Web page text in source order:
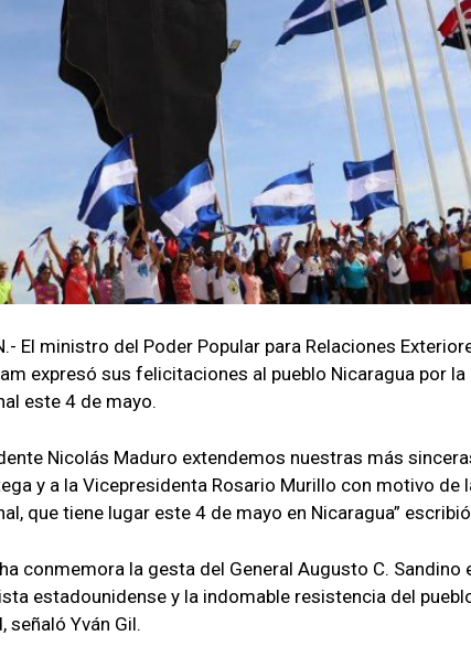
El ministro del Poder Popular para Relaciones
expresó sus felicitaciones al pueblo Nicaragua por
este 4 de mayo.
Nicolás Maduro extendemos nuestras más
y a la Vicepresidenta Rosario Murillo con motivo de
que tiene lugar este 4 de mayo en Nicaragua”
conmemora la gesta del General Augusto C. Sandino
estadounidense y la indomable resistencia del
señaló Yván Gil.